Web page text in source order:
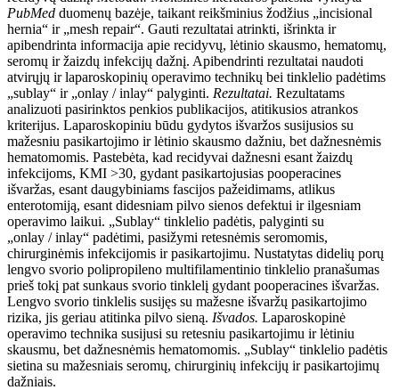
PubMed duomenų bazėje, taikant reikšminius žodžius „incisional
hernia“ ir „mesh repair“. Gauti rezultatai atrinkti, išrinkta ir
apibendrinta informacija apie recidyvų, lėtinio skausmo, hematomų,
seromų ir žaizdų infekcijų dažnį. Apibendrinti rezultatai naudoti
atvirųjų ir laparoskopinių operavimo technikų bei tinklelio padėtims
„sublay“ ir „onlay / inlay“ palyginti. Rezultatai. Rezultatams
analizuoti pasirinktos penkios publikacijos, atitikusios atrankos
kriterijus. Laparoskopiniu būdu gydytos išvaržos susijusios su
mažesniu pasikartojimo ir lėtinio skausmo dažniu, bet dažnesnėmis
hematomomis. Pastebėta, kad recidyvai dažnesni esant žaizdų
infekcijoms, KMI >30, gydant pasikartojusias pooperacines
išvaržas, esant daugybiniams fascijos pažeidimams, atlikus
enterotomiją, esant didesniam pilvo sienos defektui ir ilgesniam
operavimo laikui. „Sublay“ tinklelio padėtis, palyginti su
„onlay / inlay“ padėtimi, pasižymi retesnėmis seromomis,
chirurginėmis infekcijomis ir pasikartojimu. Nustatytas didelių porų
lengvo svorio polipropileno multifilamentinio tinklelio pranašumas
prieš tokį pat sunkaus svorio tinklelį gydant pooperacines išvaržas.
Lengvo svorio tinklelis susijęs su mažesne išvaržų pasikartojimo
rizika, jis geriau atitinka pilvo sieną. Išvados. Laparoskopinė
operavimo technika susijusi su retesniu pasikartojimu ir lėtiniu
skausmu, bet dažnesnėmis hematomomis. „Sublay“ tinklelio padėtis
sietina su mažesniais seromų, chirurginių infekcijų ir pasikartojimų
dažniais.